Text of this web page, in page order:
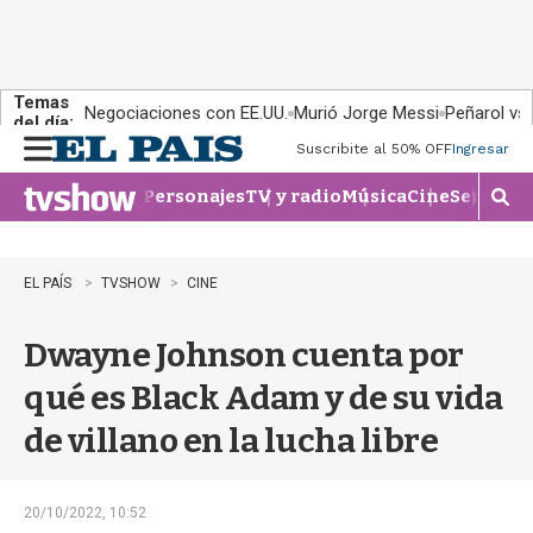
Temas
del día: Negociaciones con EE.UU. Murió Jorge Messi Peñarol
n
u
Suscribite al 50% OFFIngresar
PersonajesTV y radioMúsicaCineSeries
M
o
�
EL PAÍS TVSHOW CINE
Dwayne Johnson cuenta por
qué es Black Adam y de su vida
de villano en la lucha libre
20/10/2022, 10:52